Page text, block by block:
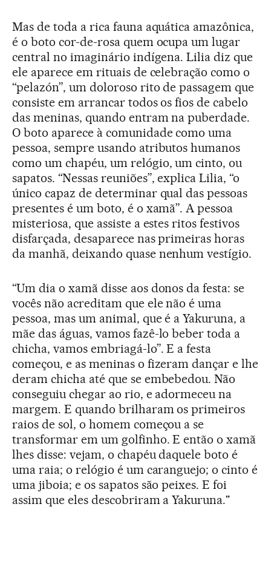
Mas de toda a rica fauna aquática amazônica,
é o boto cor-de-rosa quem ocupa um lugar
central no imaginário indígena. Lilia diz que
ele aparece em rituais de celebração como o
“pelazón”, um doloroso rito de passagem que
consiste em arrancar todos os fios de cabelo
das meninas, quando entram na puberdade.
O boto aparece à comunidade como uma
pessoa, sempre usando atributos humanos
como um chapéu, um relógio, um cinto, ou
sapatos. “Nessas reuniões”, explica Lilia, “o
único capaz de determinar qual das pessoas
presentes é um boto, é o xamã”. A pessoa
misteriosa, que assiste a estes ritos festivos
disfarçada, desaparece nas primeiras horas
da manhã, deixando quase nenhum vestígio.
“Um dia o xamã disse aos donos da festa: se
vocês não acreditam que ele não é uma
pessoa, mas um animal, que é a Yakuruna, a
mãe das águas, vamos fazê-lo beber toda a
chicha, vamos embriagá-lo”. E a festa
começou, e as meninas o fizeram dançar e lhe
deram chicha até que se embebedou. Não
conseguiu chegar ao rio, e adormeceu na
margem. E quando brilharam os primeiros
raios de sol, o homem começou a se
transformar em um golfinho. E então o xamã
lhes disse: vejam, o chapéu daquele boto é
uma raia; o relógio é um caranguejo; o cinto é
uma jiboia; e os sapatos são peixes. E foi
assim que eles descobriram a Yakuruna."